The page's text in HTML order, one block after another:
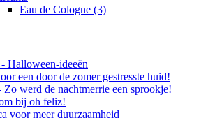
Eau de Cologne (3)
Halloween-ideeën
een door de zomer gestresste huid!
werd de nachtmerrie een sprookje!
bij oh feliz!
voor meer duurzaamheid